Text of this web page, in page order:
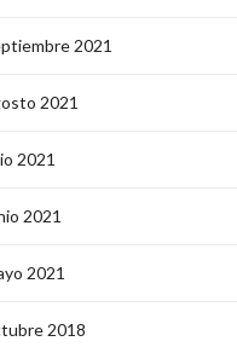
2021
2021
2021
2021
2021
2018